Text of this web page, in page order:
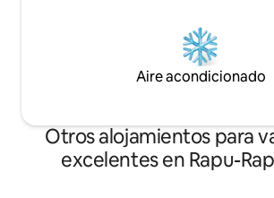
Aire acondicionado
Otros alojamientos para
excelentes en Rapu-